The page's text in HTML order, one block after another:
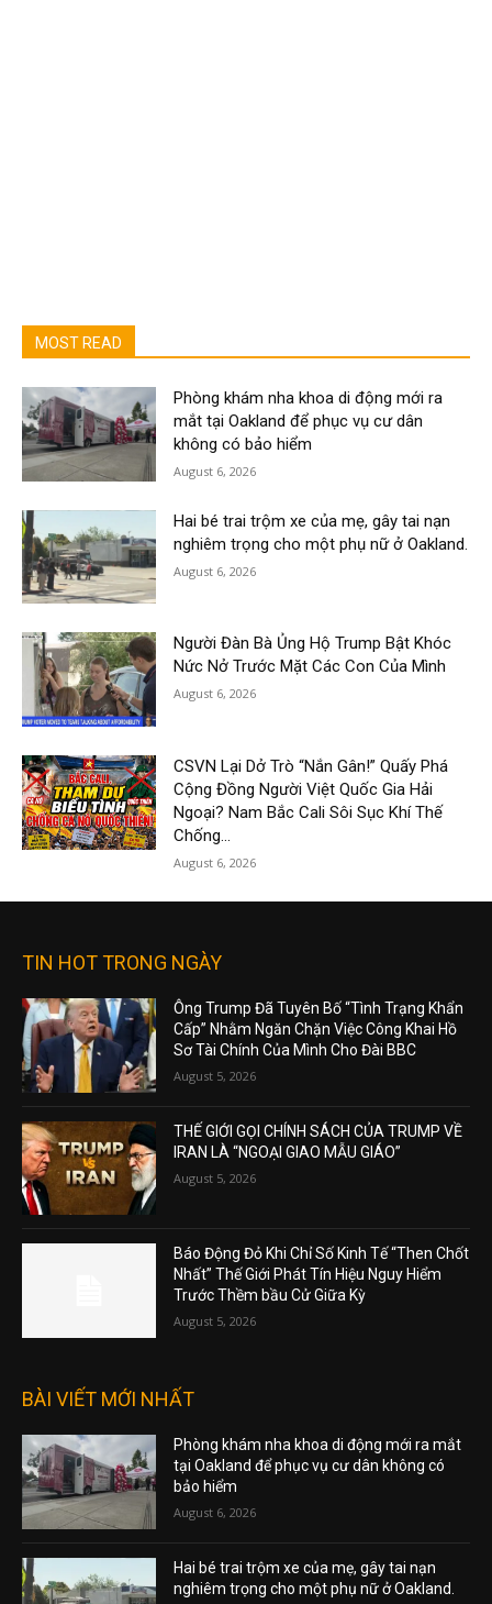
MOST READ
Phòng khám nha khoa di động mới ra
mắt tại Oakland để phục vụ cư dân
không có bảo hiểm
August 6, 2026
Hai bé trai trộm xe của mẹ, gây tai nạn
nghiêm trọng cho một phụ nữ ở Oakland.
August 6, 2026
Người Đàn Bà Ủng Hộ Trump Bật Khóc
Nức Nở Trước Mặt Các Con Của Mình
August 6, 2026
CSVN Lại Dở Trò “Nắn Gân!” Quấy Phá
Cộng Đồng Người Việt Quốc Gia Hải
Ngoại? Nam Bắc Cali Sôi Sục Khí Thế
Chống...
August 6, 2026
TIN HOT TRONG NGÀY
Ông Trump Đã Tuyên Bố “Tình Trạng Khẩn
Cấp” Nhằm Ngăn Chặn Việc Công Khai Hồ
Sơ Tài Chính Của Mình Cho Đài BBC
August 5, 2026
THẾ GIỚI GỌI CHÍNH SÁCH CỦA TRUMP VỀ
IRAN LÀ “NGOẠI GIAO MẪU GIÁO”
August 5, 2026
Báo Động Đỏ Khi Chỉ Số Kinh Tế “Then Chốt
Nhất” Thế Giới Phát Tín Hiệu Nguy Hiểm
Trước Thềm bầu Cử Giữa Kỳ
August 5, 2026
BÀI VIẾT MỚI NHẤT
Phòng khám nha khoa di động mới ra mắt
tại Oakland để phục vụ cư dân không có
bảo hiểm
August 6, 2026
Hai bé trai trộm xe của mẹ, gây tai nạn
nghiêm trọng cho một phụ nữ ở Oakland.